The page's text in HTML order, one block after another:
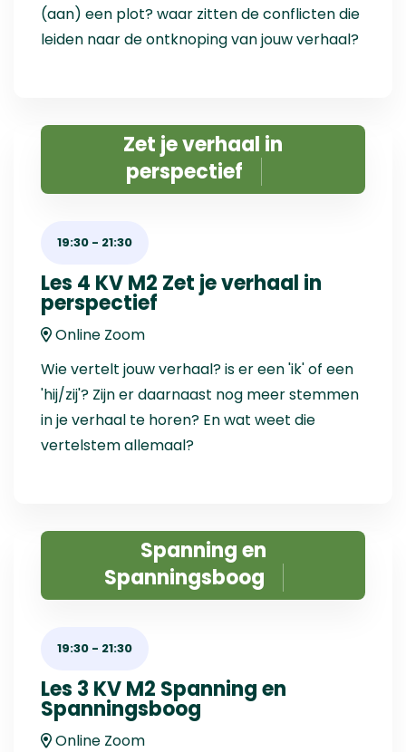
(aan) een plot? waar zitten de conflicten die
leiden naar de ontknoping van jouw verhaal?
Zet je verhaal in
perspectief
19:30 - 21:30
Les 4 KV M2 Zet je verhaal in
perspectief
Online Zoom
Wie vertelt jouw verhaal? is er een 'ik' of een
'hij/zij'? Zijn er daarnaast nog meer stemmen
in je verhaal te horen? En wat weet die
vertelstem allemaal?
Spanning en
Spanningsboog
19:30 - 21:30
Les 3 KV M2 Spanning en
Spanningsboog
Online Zoom